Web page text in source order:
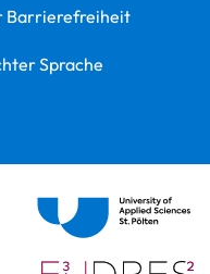
Barrierefreiheit
Sprache